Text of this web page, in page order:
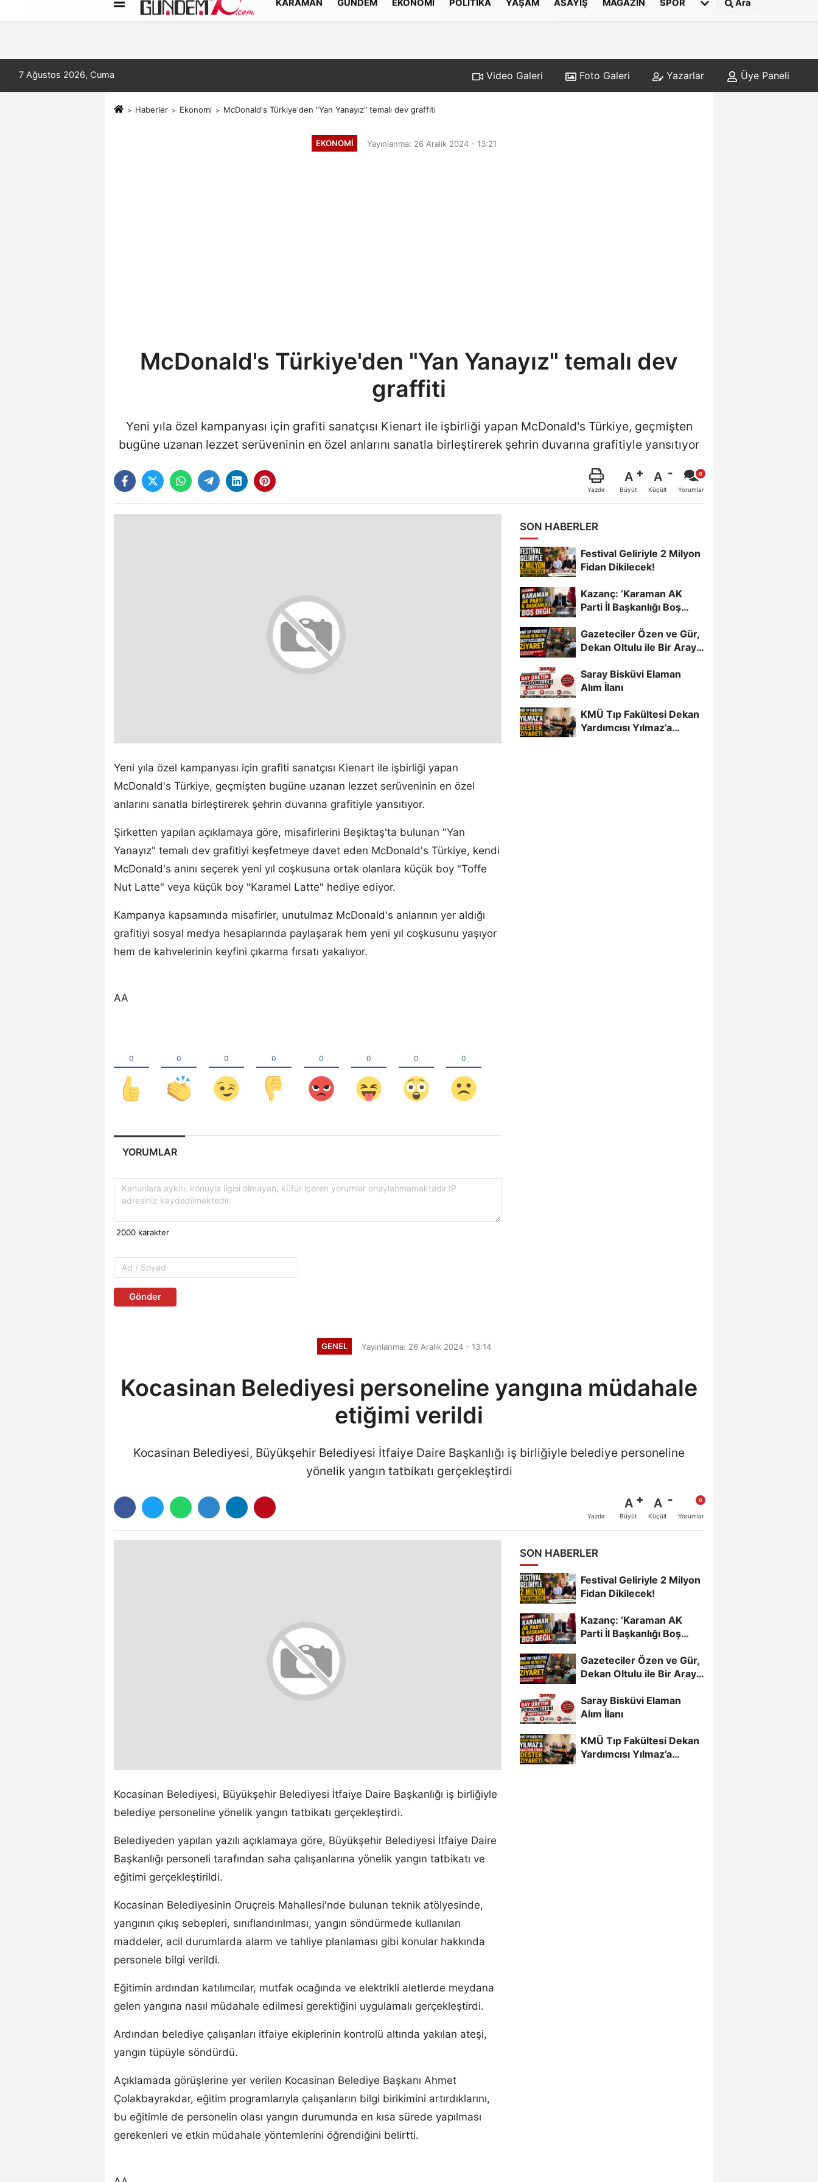
Künye İletişim Çerez Politikası
KARAMAN GÜNDEM EKONOMI POLITIKA YAŞAM ASAYIŞ MAGAZIN SPOR Ara
7 Ağustos 2026, Cuma Video Galeri Foto Galeri Yazarlar Üye Paneli
Haberler Ekonomi McDonald's Türkiye'den "Yan Yanayız" temalı dev graffiti
EKONOMI Yayınlanma: 26 Aralık 2024 - 13:21
McDonald's Türkiye'den "Yan Yanayız" temalı dev
graffiti
Yeni yıla özel kampanyası için grafiti sanatçısı Kienart ile işbirliği yapan McDonald's Türkiye, geçmişten
bugüne uzanan lezzet serüveninin en özel anlarını sanatla birleştirerek şehrin duvarına grafitiyle yansıtıyor
Yazdır
A
Büyüt
A
Küçült Yorumlar
Yeni yıla özel kampanyası için grafiti sanatçısı Kienart ile işbirliği yapan
McDonald's Türkiye, geçmişten bugüne uzanan lezzet serüveninin en özel
anlarını sanatla birleştirerek şehrin duvarına grafitiyle yansıtıyor.
Şirketten yapılan açıklamaya göre, misafirlerini Beşiktaş'ta bulunan "Yan
Yanayız" temalı dev grafitiyi keşfetmeye davet eden McDonald's Türkiye, kendi
McDonald's anını seçerek yeni yıl coşkusuna ortak olanlara küçük boy "Toffe
Nut Latte" veya küçük boy "Karamel Latte" hediye ediyor.
Kampanya kapsamında misafirler, unutulmaz McDonald's anlarının yer aldığı
grafitiyi sosyal medya hesaplarında paylaşarak hem yeni yıl coşkusunu yaşıyor
hem de kahvelerinin keyfini çıkarma fırsatı yakalıyor.
AA
YORUMLAR
Gönder
SON HABERLER
Festival Geliriyle 2 Milyon
Fidan Dikilecek!
Kazanç: ‘Karaman AK
Parti İl Başkanlığı Boş
Gazeteciler Özen ve Gür,
Dekan Oltulu ile Bir Araya
Saray Bisküvi Elaman
Alım İlanı
KMÜ Tıp Fakültesi Dekan
Yardımcısı Yılmaz’a
GENEL Yayınlanma: 26 Aralık 2024 - 13:14
Kocasinan Belediyesi personeline yangına müdahale
etiğimi verildi
Kocasinan Belediyesi, Büyükşehir Belediyesi İtfaiye Daire Başkanlığı iş birliğiyle belediye personeline
yönelik yangın tatbikatı gerçekleştirdi
Yazdır
A
Büyüt
A
Küçült Yorumlar
Kocasinan Belediyesi, Büyükşehir Belediyesi İtfaiye Daire Başkanlığı iş birliğiyle
belediye personeline yönelik yangın tatbikatı gerçekleştirdi.
Belediyeden yapılan yazılı açıklamaya göre, Büyükşehir Belediyesi İtfaiye Daire
Başkanlığı personeli tarafından saha çalışanlarına yönelik yangın tatbikatı ve
eğitimi gerçekleştirildi.
Kocasinan Belediyesinin Oruçreis Mahallesi'nde bulunan teknik atölyesinde,
yangının çıkış sebepleri, sınıflandırılması, yangın söndürmede kullanılan
maddeler, acil durumlarda alarm ve tahliye planlaması gibi konular hakkında
personele bilgi verildi.
Eğitimin ardından katılımcılar, mutfak ocağında ve elektrikli aletlerde meydana
gelen yangına nasıl müdahale edilmesi gerektiğini uygulamalı gerçekleştirdi.
Ardından belediye çalışanları itfaiye ekiplerinin kontrolü altında yakılan ateşi,
yangın tüpüyle söndürdü.
Açıklamada görüşlerine yer verilen Kocasinan Belediye Başkanı Ahmet
Çolakbayrakdar, eğitim programlarıyla çalışanların bilgi birikimini artırdıklarını,
bu eğitimle de personelin olası yangın durumunda en kısa sürede yapılması
gerekenleri ve etkin müdahale yöntemlerini öğrendiğini belirtti.
SON HABERLER
Festival Geliriyle 2 Milyon
Fidan Dikilecek!
Kazanç: ‘Karaman AK
Parti İl Başkanlığı Boş
Gazeteciler Özen ve Gür,
Dekan Oltulu ile Bir Araya
Saray Bisküvi Elaman
Alım İlanı
KMÜ Tıp Fakültesi Dekan
Yardımcısı Yılmaz’a